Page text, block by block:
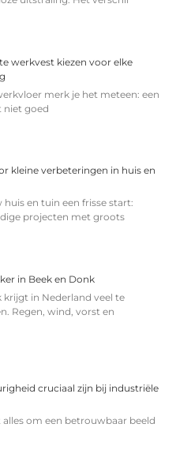
werkvest kiezen voor elke
merk je het meteen: een
niet goed
kleine verbeteringen in huis en
huis en tuin een frisse start:
projecten met groots
in Beek en Donk
krijgt in Nederland veel te
Regen, wind, vorst en
cruciaal zijn bij industriële
om een betrouwbaar beeld